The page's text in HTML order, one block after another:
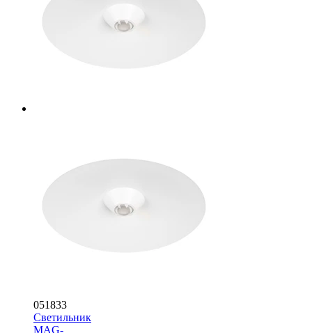
051833
Светильник
MAG-